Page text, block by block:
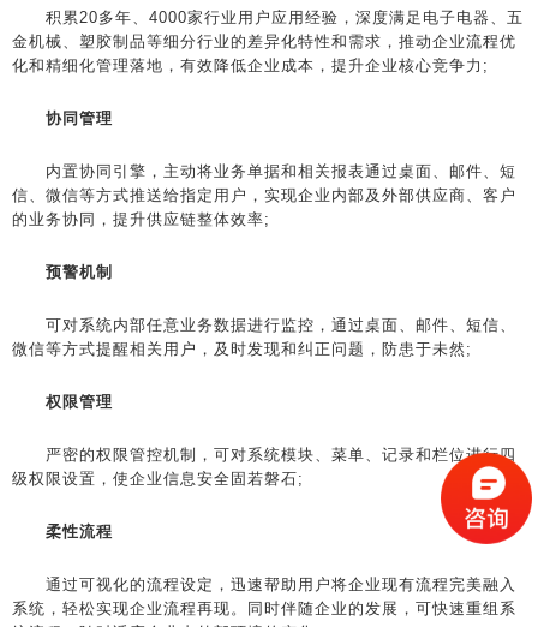
积累20多年、4000家行业用户应用经验，深度满足电子电器、五
金机械、塑胶制品等细分行业的差异化特性和需求，推动企业流程优
化和精细化管理落地，有效降低企业成本，提升企业核心竞争力;
协同管理
内置协同引擎，主动将业务单据和相关报表通过桌面、邮件、短
信、微信等方式推送给指定用户，实现企业内部及外部供应商、客户
的业务协同，提升供应链整体效率;
预警机制
可对系统内部任意业务数据进行监控，通过桌面、邮件、短信、
微信等方式提醒相关用户，及时发现和纠正问题，防患于未然;
权限管理
严密的权限管控机制，可对系统模块、菜单、记录和栏位进行四
级权限设置，使企业信息安全固若磐石;
柔性流程
通过可视化的流程设定，迅速帮助用户将企业现有流程完美融入
系统，轻松实现企业流程再现。同时伴随企业的发展，可快速重组系